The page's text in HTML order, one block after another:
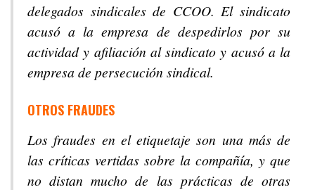
delegados sindicales de CCOO. El sindicato
acusó a la empresa de despedirlos por su
actividad y afiliación al sindicato y acusó a la
empresa de persecución sindical.
OTROS FRAUDES
Los fraudes en el etiquetaje son una más de
las críticas vertidas sobre la compañía, y que
no distan mucho de las prácticas de otras